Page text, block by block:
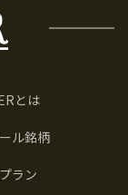
とは
ル銘柄
ラン